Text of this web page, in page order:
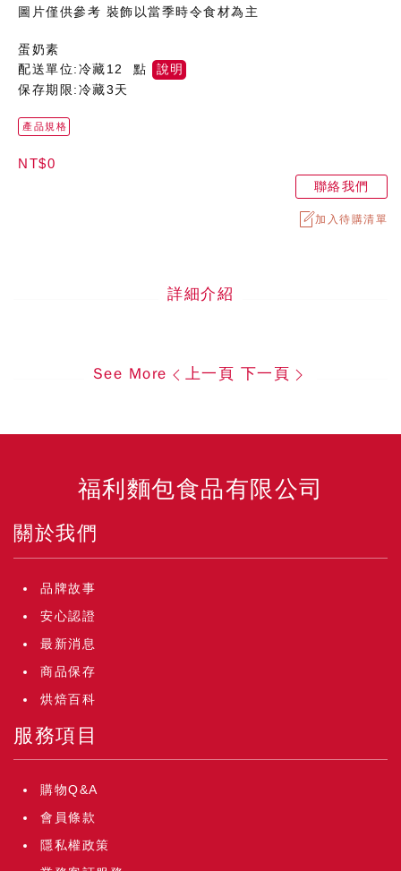
圖片僅供參考 裝飾以當季時令食材為主
蛋奶素
配送單位:冷藏12 點
說明
保存期限:冷藏3天
產品規格
NT$0
聯絡我們
加入待購清單
詳細介紹
See More 上一頁 下一頁
福利麵包食品有限公司
關於我們
品牌故事
安心認證
最新消息
商品保存
烘焙百科
服務項目
購物Q&A
會員條款
隱私權政策